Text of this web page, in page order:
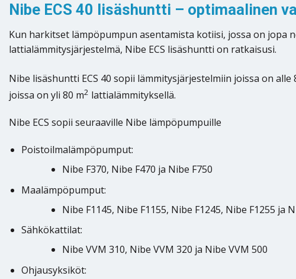
Nibe ECS 40 lisäshuntti – optimaalinen
Kun harkitset lämpöpumpun asentamista kotiisi, jossa on jopa
lattialämmitysjärjestelmä, Nibe ECS lisäshuntti on ratkaisusi.
Nibe lisäshuntti ECS 40 sopii lämmitysjärjestelmiin joissa on alle
joissa on yli 80 m2 lattialämmityksellä.
Nibe ECS sopii seuraaville Nibe lämpöpumpuille
Poistoilmalämpöpumput:
Nibe F370, Nibe F470 ja Nibe F750
Maalämpöpumput:
Nibe F1145, Nibe F1155, Nibe F1245, Nibe F1255 ja
Sähkökattilat:
Nibe VVM 310, Nibe VVM 320 ja Nibe VVM 500
Ohjausyksiköt: